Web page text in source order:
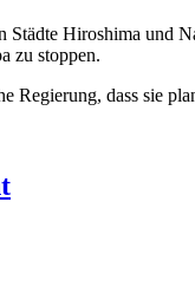
Hiroshima und
zu stoppen.
Regierung, dass sie